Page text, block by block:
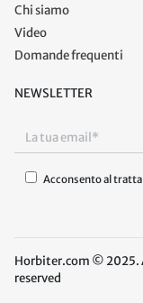
Chi siamo
Video
Domande frequenti
NEWSLETTER
Acconsento al
Horbiter.com © 2025.
reserved